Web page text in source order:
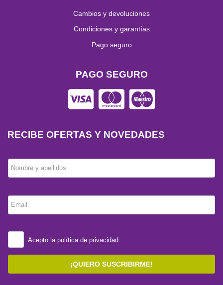
Cambios y devoluciones
Condiciones y garantías
Pago seguro
PAGO SEGURO
RECIBE OFERTAS Y NOVEDADES
Nombre y apellidos
Email
Acepto la política de privacidad
¡QUIERO SUSCRIBIRME!